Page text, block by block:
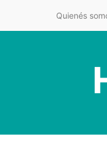
Quienés